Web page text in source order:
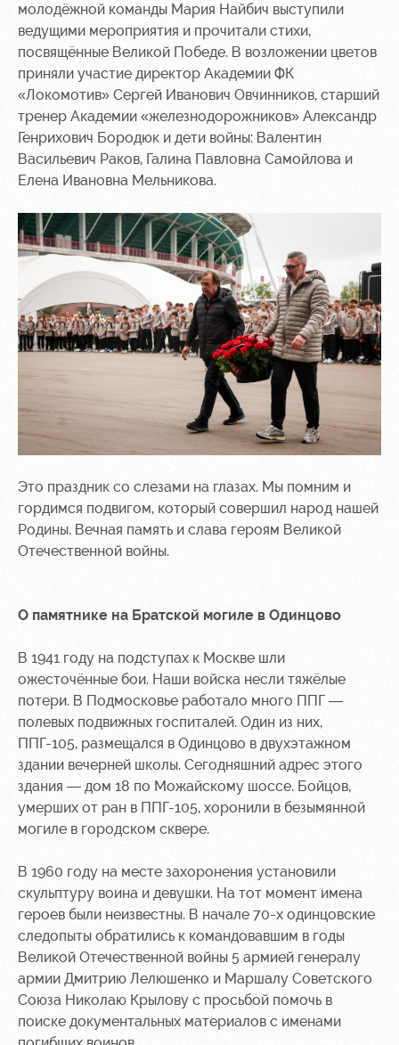
молодёжной команды Мария Найбич выступили
ведущими мероприятия и прочитали стихи,
посвящённые Великой Победе. В возложении цветов
приняли участие директор Академии ФК
«Локомотив» Сергей Иванович Овчинников, старший
тренер Академии «железнодорожников» Александр
Генрихович Бородюк и дети войны: Валентин
Васильевич Раков, Галина Павловна Самойлова и
Елена Ивановна Мельникова.
Это праздник со слезами на глазах. Мы помним и
гордимся подвигом, который совершил народ нашей
Родины. Вечная память и слава героям Великой
Отечественной войны.
О памятнике на Братской могиле в Одинцово
В 1941 году на подступах к Москве шли
ожесточённые бои. Наши войска несли тяжёлые
потери. В Подмосковье работало много ППГ —
полевых подвижных госпиталей. Один из них,
ППГ-105, размещался в Одинцово в двухэтажном
здании вечерней школы. Сегодняшний адрес этого
здания — дом 18 по Можайскому шоссе. Бойцов,
умерших от ран в ППГ-105, хоронили в безымянной
могиле в городском сквере.
В 1960 году на месте захоронения установили
скульптуру воина и девушки. На тот момент имена
героев были неизвестны. В начале 70-х одинцовские
следопыты обратились к командовавшим в годы
Великой Отечественной войны 5 армией генералу
армии Дмитрию Лелюшенко и Маршалу Советского
Союза Николаю Крылову с просьбой помочь в
поиске документальных материалов с именами